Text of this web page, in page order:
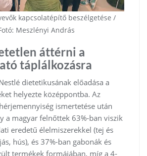
kapcsolatépítő beszélgetése /
Meszlényi András
áttérni a
táplálkozásra
dietetikusának előadása a
helyezte középpontba. Az
ismertetése után
a magyar felnőttek 63%-ban viszik
eredetű élelmiszerekkel (tej és
hús), és 37%-ban gabonák és
termékek formájában, míg a 4-